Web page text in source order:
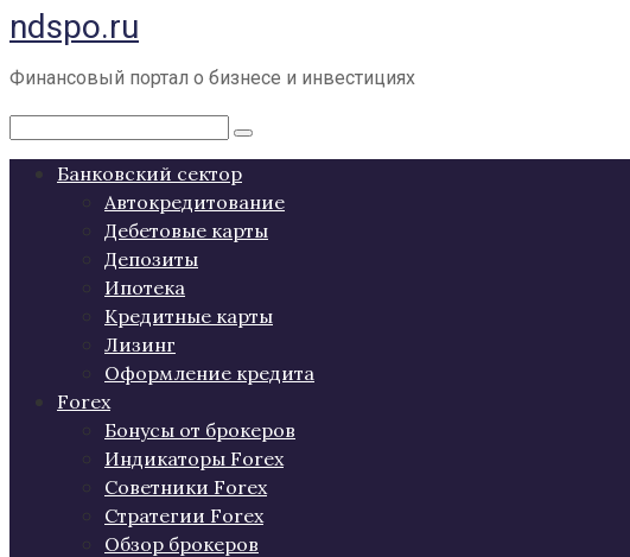
Перейти
к
контенту
ndspo.ru
Финансовый портал о бизнесе и инвестициях
Поиск:
Банковский сектор
Автокредитование
Дебетовые карты
Депозиты
Ипотека
Кредитные карты
Лизинг
Оформление кредита
Forex
Бонусы от брокеров
Индикаторы Forex
Советники Forex
Стратегии Forex
Обзор брокеров